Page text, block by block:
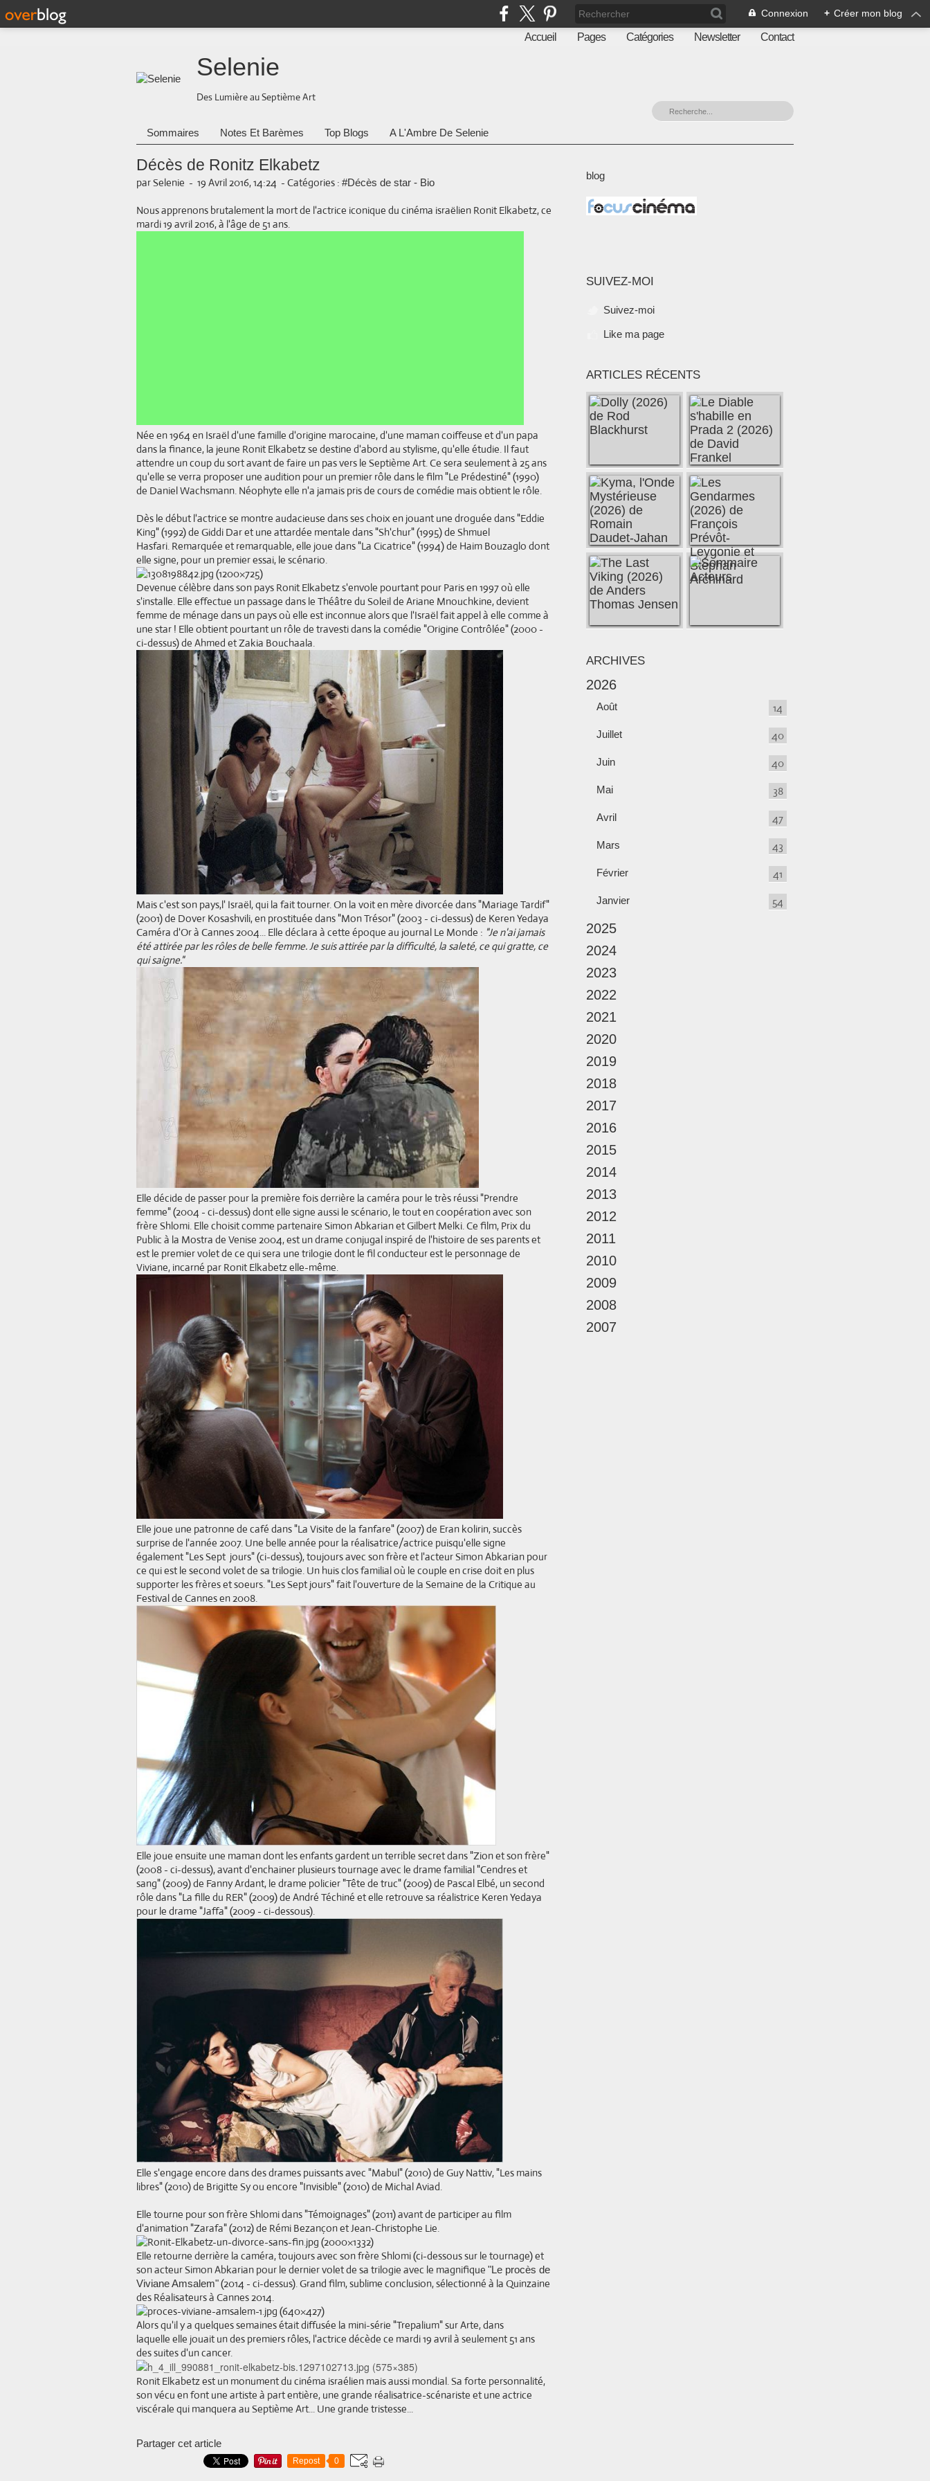
Connexion + Créer mon blog
Accueil Pages Catégories Newsletter Contact
Selenie
Des Lumière au Septième Art
Sommaires Notes Et Barèmes Top Blogs A L'Ambre De Selenie
Décès de Ronitz Elkabetz
par Selenie - 19 Avril 2016, 14:24 - Catégories : #Décès de star - Bio
Nous apprenons brutalement la mort de l'actrice iconique du cinéma israëlien Ronit Elkabetz, ce
mardi 19 avril 2016, à l'âge de 51 ans.
Née en 1964 en Israël d'une famille d'origine marocaine, d'une maman coiffeuse et d'un papa
dans la finance, la jeune Ronit Elkabetz se destine d'abord au stylisme, qu'elle étudie. Il faut
attendre un coup du sort avant de faire un pas vers le Septième Art. Ce sera seulement à 25 ans
qu'elle se verra proposer une audition pour un premier rôle dans le film "Le Prédestiné" (1990)
de Daniel Wachsmann. Néophyte elle n'a jamais pris de cours de comédie mais obtient le rôle.
Dès le début l'actrice se montre audacieuse dans ses choix en jouant une droguée dans "Eddie
King" (1992) de Giddi Dar et une attardée mentale dans "Sh'chur" (1995) de Shmuel
Hasfari. Remarquée et remarquable, elle joue dans "La Cicatrice" (1994) de Haim Bouzaglo dont
elle signe, pour un premier essai, le scénario.
Devenue célèbre dans son pays Ronit Elkabetz s'envole pourtant pour Paris en 1997 où elle
s'installe. Elle effectue un passage dans le Théâtre du Soleil de Ariane Mnouchkine, devient
femme de ménage dans un pays où elle est inconnue alors que l'Israël fait appel à elle comme à
une star ! Elle obtient pourtant un rôle de travesti dans la comédie "Origine Contrôlée" (2000 -
ci-dessus) de Ahmed et Zakia Bouchaala.
Mais c'est son pays,l' Israël, qui la fait tourner. On la voit en mère divorcée dans "Mariage Tardif"
(2001) de Dover Kosashvili, en prostituée dans "Mon Trésor" (2003 - ci-dessus) de Keren Yedaya
Caméra d'Or à Cannes 2004... Elle déclara à cette époque au journal Le Monde : "Je n'ai jamais
été attirée par les rôles de belle femme. Je suis attirée par la difficulté, la saleté, ce qui gratte, ce
qui saigne."
Elle décide de passer pour la première fois derrière la caméra pour le très réussi "Prendre
femme" (2004 - ci-dessus) dont elle signe aussi le scénario, le tout en coopération avec son
frère Shlomi. Elle choisit comme partenaire Simon Abkarian et Gilbert Melki. Ce film, Prix du
Public à la Mostra de Venise 2004, est un drame conjugal inspiré de l'histoire de ses parents et
est le premier volet de ce qui sera une trilogie dont le fil conducteur est le personnage de
Viviane, incarné par Ronit Elkabetz elle-même.
Elle joue une patronne de café dans "La Visite de la fanfare" (2007) de Eran kolirin, succès
surprise de l'année 2007. Une belle année pour la réalisatrice/actrice puisqu'elle signe
également "Les Sept jours" (ci-dessus), toujours avec son frère et l'acteur Simon Abkarian pour
ce qui est le second volet de sa trilogie. Un huis clos familial où le couple en crise doit en plus
supporter les frères et soeurs. "Les Sept jours" fait l'ouverture de la Semaine de la Critique au
Festival de Cannes en 2008.
Elle joue ensuite une maman dont les enfants gardent un terrible secret dans "Zion et son frère"
(2008 - ci-dessus), avant d'enchainer plusieurs tournage avec le drame familial "Cendres et
sang" (2009) de Fanny Ardant, le drame policier "Tête de truc" (2009) de Pascal Elbé, un second
rôle dans "La fille du RER" (2009) de André Téchiné et elle retrouve sa réalistrice Keren Yedaya
pour le drame "Jaffa" (2009 - ci-dessous).
Elle s'engage encore dans des drames puissants avec "Mabul" (2010) de Guy Nattiv, "Les mains
libres" (2010) de Brigitte Sy ou encore "Invisible" (2010) de Michal Aviad.
Elle tourne pour son frère Shlomi dans "Témoignages" (2011) avant de participer au film
d'animation "Zarafa" (2012) de Rémi Bezançon et Jean-Christophe Lie.
Elle retourne derrière la caméra, toujours avec son frère Shlomi (ci-dessous sur le tournage) et
son acteur Simon Abkarian pour le dernier volet de sa trilogie avec le magnifique "Le procès de
Viviane Amsalem"(2014 - ci-dessus). Grand film, sublime conclusion, sélectionné à la Quinzaine
des Réalisateurs à Cannes 2014.
Alors qu'il y a quelques semaines était diffusée la mini-série "Trepalium" sur Arte, dans
laquelle elle jouait un des premiers rôles, l'actrice décède ce mardi 19 avril à seulement 51 ans
des suites d'un cancer.
Ronit Elkabetz est un monument du cinéma israélien mais aussi mondial. Sa forte personnalité,
son vécu en font une artiste à part entière, une grande réalisatrice-scénariste et une actrice
viscérale qui manquera au Septième Art... Une grande tristesse...
Partager cet article
Repost 0
blog
SUIVEZ-MOI
Suivez-moi
Like ma page
ARTICLES RÉCENTS
ARCHIVES
2026
Août 14
Juillet 40
Juin 40
Mai 38
Avril 47
Mars 43
Février 41
Janvier 54
2025
2024
2023
2022
2021
2020
2019
2018
2017
2016
2015
2014
2013
2012
2011
2010
2009
2008
2007